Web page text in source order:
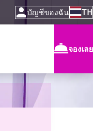
บัญชีของฉัน TH
จองเลย